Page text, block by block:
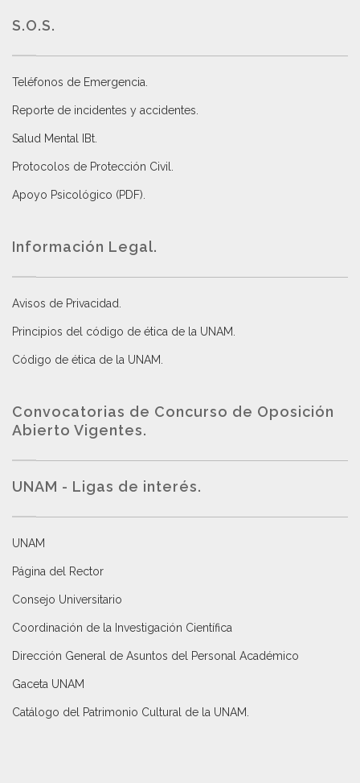
S.O.S.
Teléfonos de Emergencia.
Reporte de incidentes y accidentes
Salud Mental IBt
Protocolos de Protección Civil
Apoyo Psicológico (PDF)
Información Legal.
Avisos de Privacidad
Principios del código de ética de la UNAM
Código de ética de la UNAM
Convocatorias de Concurso de Oposición
Abierto Vigentes.
UNAM - Ligas de interés.
UNAM
Página del Rector
Consejo Universitario
Coordinación de la Investigación Científica
Dirección General de Asuntos del Personal Académico
Gaceta UNAM
Catálogo del Patrimonio Cultural de la UNAM.